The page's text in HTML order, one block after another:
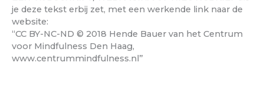
je deze tekst erbij zet, met een werkende link naar de
website:
“CC BY-NC-ND © 2018 Hende Bauer van het Centrum
voor Mindfulness Den Haag,
www.centrummindfulness.nl”